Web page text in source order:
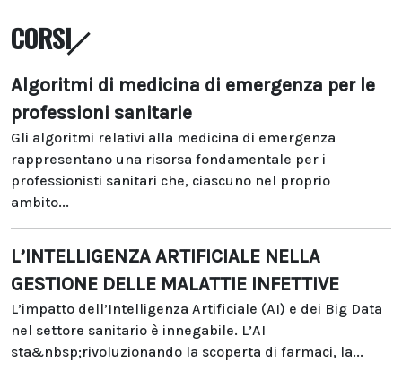
CORSI
Algoritmi di medicina di emergenza per le
professioni sanitarie
Gli algoritmi relativi alla medicina di emergenza
rappresentano una risorsa fondamentale per i
professionisti sanitari che, ciascuno nel proprio
ambito...
L’INTELLIGENZA ARTIFICIALE NELLA
GESTIONE DELLE MALATTIE INFETTIVE
L’impatto dell’Intelligenza Artificiale (AI) e dei Big Data
nel settore sanitario è innegabile. L’AI
sta&nbsp;rivoluzionando la scoperta di farmaci, la...